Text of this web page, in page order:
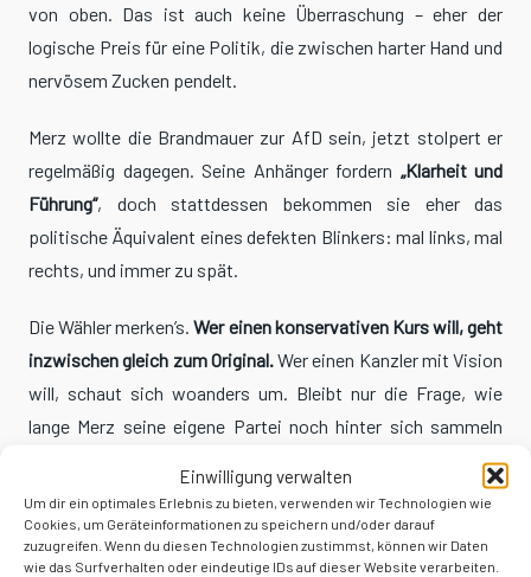
Einwilligung verwalten
Um dir ein optimales Erlebnis zu bieten, verwenden wir Technologien wie
Cookies, um Geräteinformationen zu speichern und/oder darauf
zuzugreifen. Wenn du diesen Technologien zustimmst, können wir Daten
wie das Surfverhalten oder eindeutige IDs auf dieser Website verarbeiten.
von oben. Das ist auch keine Überraschung – eher der
logische Preis für eine Politik, die zwischen harter Hand und
nervösem Zucken pendelt.
Merz wollte die Brandmauer zur AfD sein, jetzt stolpert er
regelmäßig dagegen. Seine Anhänger fordern „Klarheit und
Führung“, doch stattdessen bekommen sie eher das
politische Äquivalent eines defekten Blinkers: mal links, mal
rechts, und immer zu spät.
Die Wähler merken’s.Wer einen konservativen Kurs will, geht
inzwischen gleich zum Original. Wer einen Kanzler mit Vision
will, schaut sich woanders um. Bleibt nur die Frage, wie
lange Merz seine eigene Partei noch hinter sich sammeln